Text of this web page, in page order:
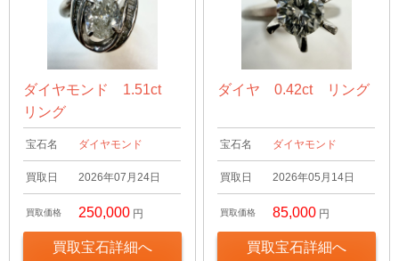
ダイヤモンド 1.51ct
リング
宝石名 ダイヤモンド
買取日 2026年07月24日
買取価格 250,000 円
買取宝石詳細へ
ダイヤ 0.42ct リング
宝石名 ダイヤモンド
買取日 2026年05月14日
買取価格 85,000 円
買取宝石詳細へ